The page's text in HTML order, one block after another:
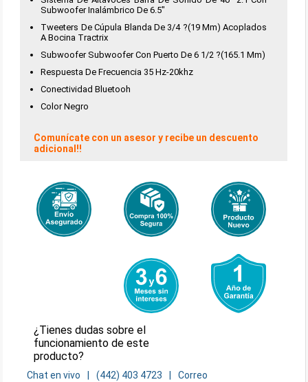
Subwoofer Inalámbrico De 6.5"
Tweeters De Cúpula Blanda De 3/4 ?(19 Mm) Acoplados
A Bocina Tractrix
Subwoofer Subwoofer Con Puerto De 6 1/2 ?(165.1 Mm)
Respuesta De Frecuencia 35 Hz-20khz
Conectividad Bluetooh
Color Negro
Comunícate con un asesor y recibe un descuento
adicional!!
¿Tienes dudas sobre el
funcionamiento de este
producto?
Chat en vivo (442) 403 4723 Correo